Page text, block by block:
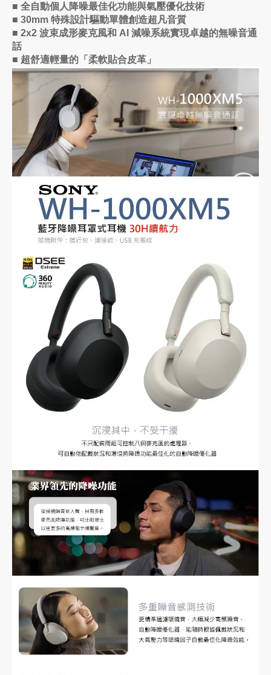
■ 全自動個人降噪最佳化功能與氣壓優化技術
■ 30mm 特殊設計驅動單體創造超凡音質
■ 2x2 波束成形麥克風和 AI 減噪系統實現卓越的無噪音通
話
■ 超舒適輕量的「柔軟貼合皮革」